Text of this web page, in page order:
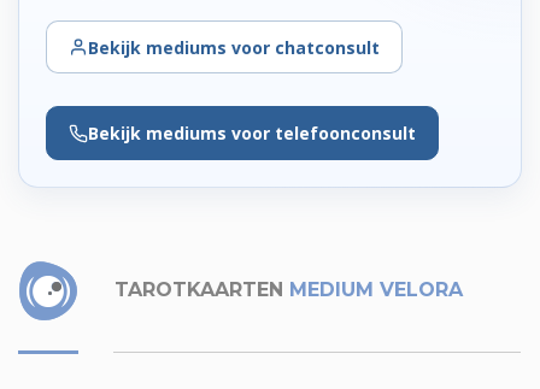
Bekijk mediums voor chatconsult
Bekijk mediums voor telefoonconsult
TAROTKAARTEN MEDIUM VELORA